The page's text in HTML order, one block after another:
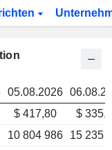
05.08.2026
$ 417,80
$
10 804 986
15 235